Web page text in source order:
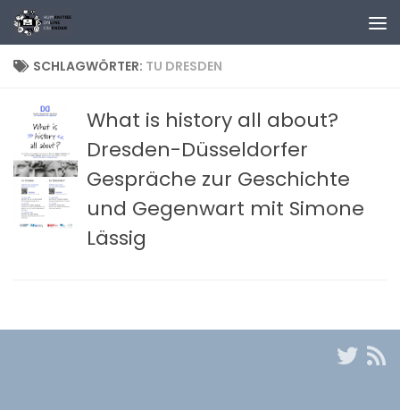
Zum Inhalt springen
SCHLAGWÖRTER: TU DRESDEN
What is history all about?
Dresden-Düsseldorfer
Gespräche zur Geschichte
und Gegenwart mit Simone
Lässig